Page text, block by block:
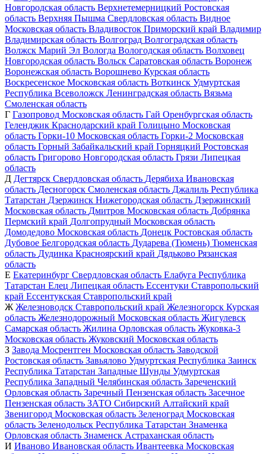
Новгородская область Верхнетемерницкий Ростовская
область Верхняя Пышма Свердловская область Видное
Московская область Владивосток Приморский край Владимир
Владимирская область Волгоград Волгоградская область
Волжск Марий Эл Вологда Вологодская область Волховец
Новгородская область Вольск Саратовская область Воронеж
Воронежская область Ворошнево Курская область
Воскресенское Московская область Воткинск Удмуртская
Республика Всеволожск Ленинградская область Вязьма
Смоленская область
Г Газопровод Московская область Гай Оренбургская область
Геленджик Краснодарский край Голицыно Московская
область Горки-10 Московская область Горки-2 Московская
область Горный Забайкальский край Горняцкий Ростовская
область Григорово Новгородская область Грязи Липецкая
область
Д Дегтярск Свердловская область Дерябиха Ивановская
область Десногорск Смоленская область Джалиль Республика
Татарстан Дзержинск Нижегородская область Дзержинский
Московская область Дмитров Московская область Добрянка
Пермский край Долгопрудный Московская область
Домодедово Московская область Донецк Ростовская область
Дубовое Белгородская область Дударева (Тюмень) Тюменская
область Дудинка Красноярский край Дядьково Рязанская
область
Е Екатеринбург Свердловская область Елабуга Республика
Татарстан Елец Липецкая область Ессентуки Ставропольский
край Ессентукская Ставропольский край
Ж Железноводск Ставропольский край Железногорск Курская
область Железнодорожный Московская область Жигулевск
Самарская область Жилина Орловская область Жуковка-3
Московская область Жуковский Московская область
З Завода Мосрентген Московская область Заводской
Ростовская область Завьялово Удмуртская Республика Заинск
Республика Татарстан Западные Шунды Удмуртская
Республика Западный Челябинская область Зареченский
Орловская область Заречный Пензенская область Засечное
Пензенская область ЗАТО Сибирский Алтайский край
Звенигород Московская область Зеленоград Московская
область Зеленодольск Республика Татарстан Знаменка
Орловская область Знаменск Астраханская область
И Иваново Ивановская область Ивантеевка Московская